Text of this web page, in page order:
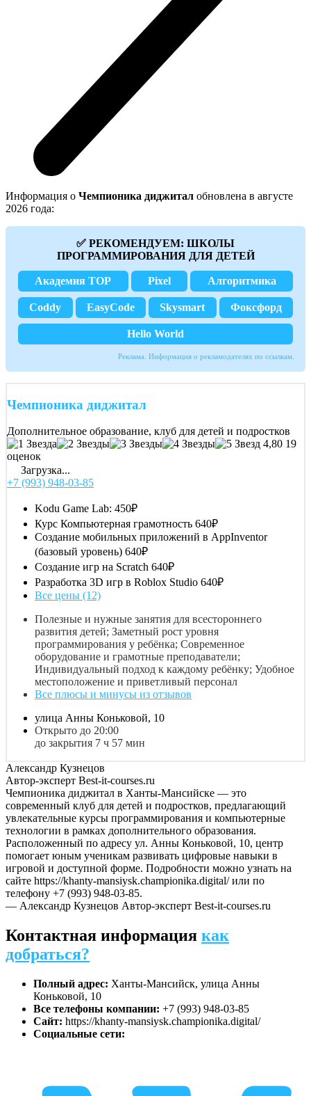
Информация о Чемпионика диджитал обновлена в августе
2026 года:
✅ РЕКОМЕНДУЕМ: ШКОЛЫ
ПРОГРАММИРОВАНИЯ ДЛЯ ДЕТЕЙ
Академия TOP Pixel Алгоритмика
Coddy EasyCode Skysmart Фоксфорд
Hello World
Реклама. Информация о рекламодателях по ссылкам.
Чемпионика диджитал
Дополнительное образование, клуб для детей и подростков
4,80 19
оценок
Загрузка...
+7 (993) 948-03-85
Kodu Game Lab: 450₽
Курс Компьютерная грамотность 640₽
Создание мобильных приложений в AppInventor
(базовый уровень) 640₽
Создание игр на Scratch 640₽
Разработка 3D игр в Roblox Studio 640₽
Все цены (12)
Полезные и нужные занятия для всестороннего
развития детей; Заметный рост уровня
программирования у ребёнка; Современное
оборудование и грамотные преподаватели;
Индивидуальный подход к каждому ребёнку; Удобное
местоположение и приветливый персонал
Все плюсы и минусы из отзывов
улица Анны Коньковой, 10
Открыто до 20:00
до закрытия 7 ч 57 мин
Александр Кузнецов
Автор-эксперт Best-it-courses.ru
Чемпионика диджитал в Ханты-Мансийске — это
современный клуб для детей и подростков, предлагающий
увлекательные курсы программирования и компьютерные
технологии в рамках дополнительного образования.
Расположенный по адресу ул. Анны Коньковой, 10, центр
помогает юным ученикам развивать цифровые навыки в
игровой и доступной форме. Подробности можно узнать на
сайте https://khanty-mansiysk.championika.digital/ или по
телефону +7 (993) 948-03-85.
— Александр Кузнецов Автор-эксперт Best-it-courses.ru
Контактная информация как
добраться?
Полный адрес: Ханты-Мансийск, улица Анны
Коньковой, 10
Все телефоны компании: +7 (993) 948-03-85
Сайт: https://khanty-mansiysk.championika.digital/
Социальные сети: